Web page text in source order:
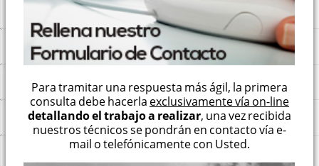
Para tramitar una respuesta más ágil, la primera
consulta debe hacerla exclusivamente vía on-line
detallando el trabajo a realizar, una vez recibida
nuestros técnicos se pondrán en contacto vía e-
mail o telefónicamente con Usted.